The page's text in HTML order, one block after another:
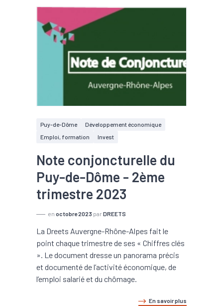
Puy-de-Dôme
Développement économique
Emploi, formation
Invest
Note conjoncturelle du
Puy-de-Dôme - 2ème
trimestre 2023
en octobre 2023 par DREETS
La Dreets Auvergne-Rhône-Alpes fait le
point chaque trimestre de ses « Chiffres clés
». Le document dresse un panorama précis
et documenté de l’activité économique, de
l’emploi salarié et du chômage.
En savoir plus